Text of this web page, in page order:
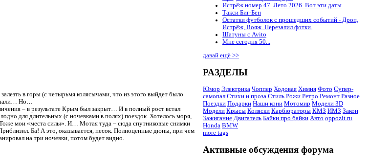
в горы (с четырьмя колясычами, что из этого выйдет было
Но…
– в результате Крым был закрыт… И в полный рост встал
для длительных (с ночевками в полях) поездок. Хотелось моря,
мои «места силы». И… Мотая туда – сюда спутниковые снимки
Ба! А это, оказывается, песок. Полноценные дюны, при чем
на три ночевки, потом будет видно.
Истрёж номер 47. Лето 2026. Вот эти даты
Такси Биг-Бен
Остатки футболок с прошедших событий - Дроп,
Истрёж, Вояж. Перезалил фотки.
Шатуны с Avito
Мне сегодня 50...
давай ещё >>
РАЗДЕЛЫ
Юмор Электрика Чоппер Ходовая Химия Фото Супер-
самопал Стихи и проза Стиль Рожи Ретро Ремонт Разное
Поездки Подарки Наши кони Мотомир Модели 3D
Модели Крысы Коляски Карбюраторы КМЗ ИМЗ Закон
Зажигание Двигатель Байки про байки Авто oppozit.ru
Honda BMW
more tags
Активные обсуждения форума